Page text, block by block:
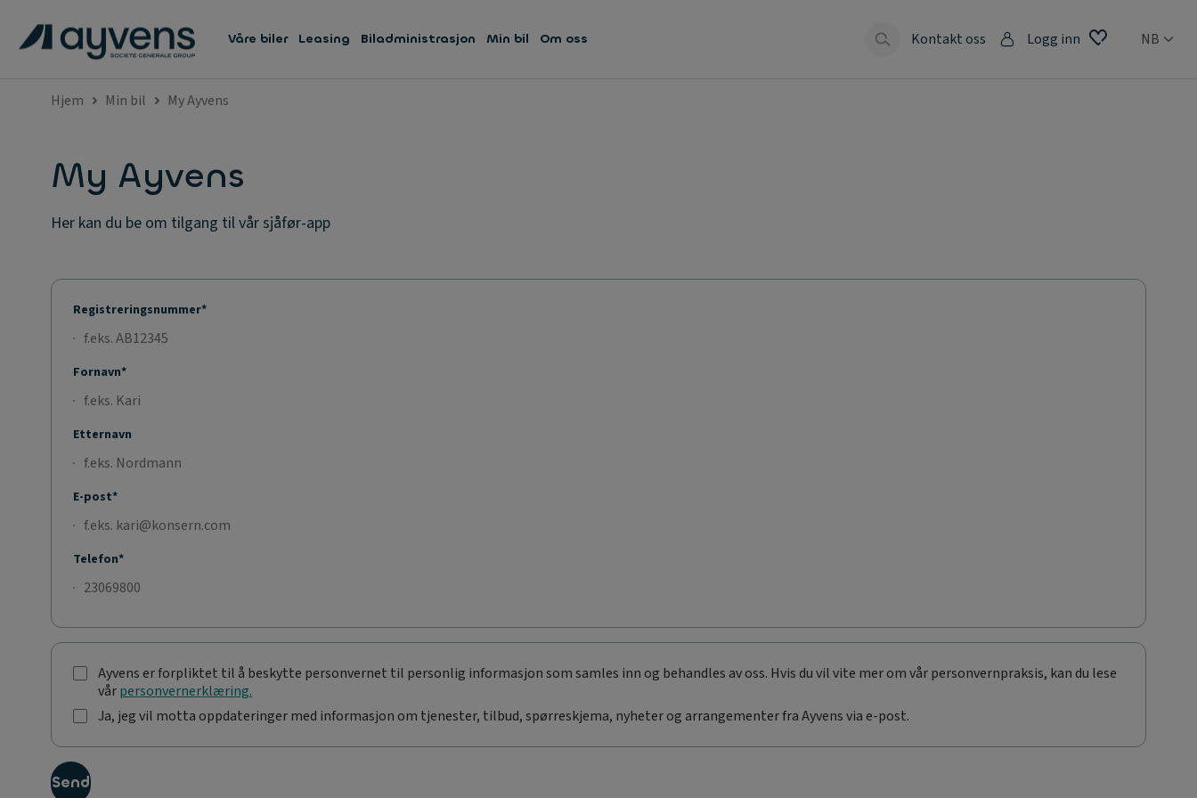
Våre biler Leasing Biladministrasjon Min bil Om oss Kontakt oss Logg inn NB
Hjem Min bil My Ayvens
My Ayvens
Her kan du be om tilgang til vår sjåfør-app
Registreringsnummer*
Fornavn*
Etternavn
E-post*
Telefon*
v
e
n
s
e
Ayvens er forpliktet til å beskytte personvernet til personlig informasjon som samles inn og behandles av oss. Hvis du vil vite mer om vår personvernpraksis, kan du lese
vårpersonvernerklæring.
a
j
Ja, jeg vil motta oppdateringer med informasjon om tjenester, tilbud, spørreskjema, nyheter og arrangementer fra Ayvens via e-post.
Send